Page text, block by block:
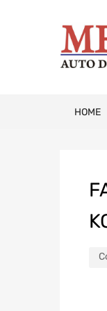
HOME